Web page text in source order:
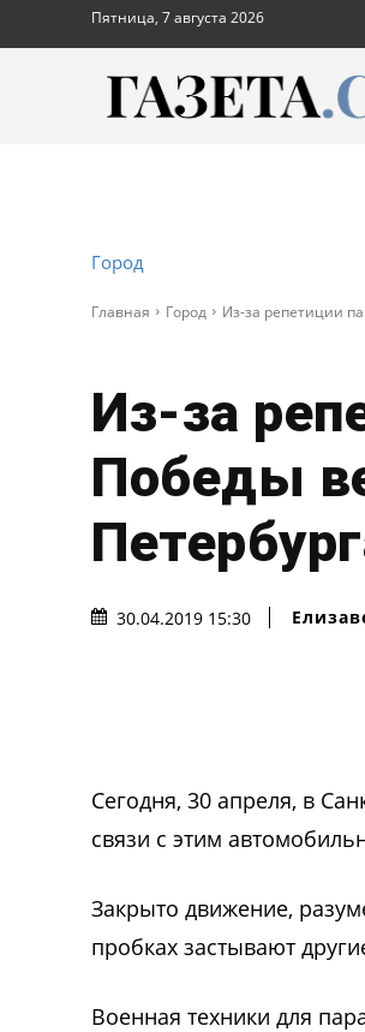
Пятница, 7 августа 2026
Город
Главная Город Из-за репетиции
Из-за
Победы
30.04.2019 15:30
Сегодня, 30 апреля, в
связи с этим
Закрыто движение,
пробках застывают
Военная техники для